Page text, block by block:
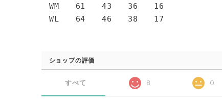
WM 61 43 36 16
WL 64 46 38 17
ショップの評価
すべて 8 0